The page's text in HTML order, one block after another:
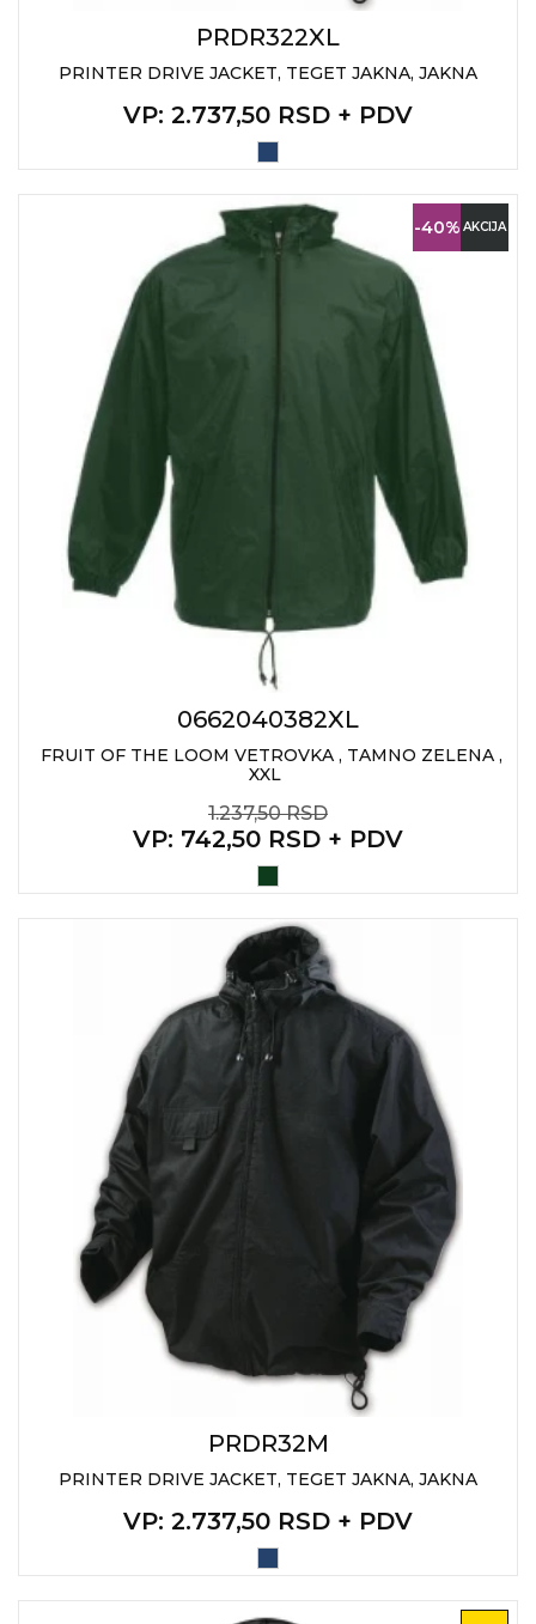
PRDR322XL
PRINTER DRIVE JACKET, TEGET JAKNA, JAKNA
VP: 2.737,50 RSD + PDV
-40% AKCIJA
0662040382XL
FRUIT OF THE LOOM VETROVKA , TAMNO ZELENA ,
XXL
1.237,50 RSD
VP: 742,50 RSD + PDV
PRDR32M
PRINTER DRIVE JACKET, TEGET JAKNA, JAKNA
VP: 2.737,50 RSD + PDV